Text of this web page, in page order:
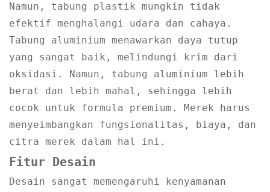
Namun, tabung plastik mungkin tidak
efektif menghalangi udara dan cahaya.
Tabung aluminium menawarkan daya tutup
yang sangat baik, melindungi krim dari
oksidasi. Namun, tabung aluminium lebih
berat dan lebih mahal, sehingga lebih
cocok untuk formula premium. Merek harus
menyeimbangkan fungsionalitas, biaya, dan
citra merek dalam hal ini.
Fitur Desain
Desain sangat memengaruhi kenyamanan